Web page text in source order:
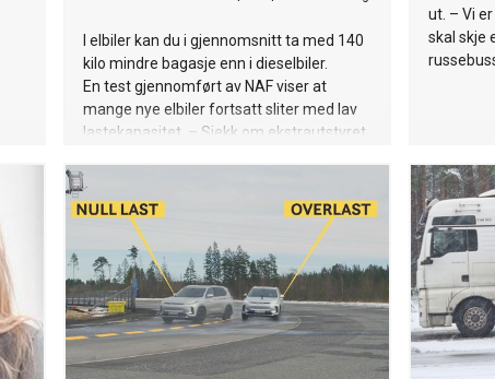
I elbiler kan du i gjennomsnitt ta med 140
kilo mindre bagasje enn i dieselbiler.
En test gjennomført av NAF viser at
mange nye elbiler fortsatt sliter med lav
lastekapasitet. – Sjekk om ekstrautstyret
bagasje du kan laste lovlig i bilen, sier Nils
Sødal, senior kommunikasjonsrådgiver i
NAF.
ut. – Vi
skal skje